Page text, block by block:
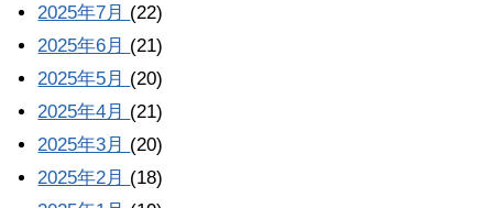
2025年7月 (22)
2025年6月 (21)
2025年5月 (20)
2025年4月 (21)
2025年3月 (20)
2025年2月 (18)